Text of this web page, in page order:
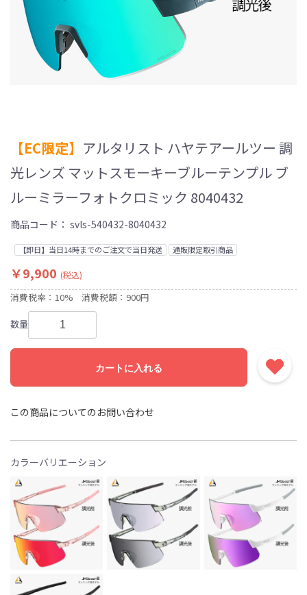
【EC限定】 アルタリスト ハヤテアールツー 調
光レンズ マットスモーキーブルーテンプル ブ
ルーミラーフォトクロミック 8040432
商品コード： svls-540432-8040432
【即日】当日14時までのご注文で当日発送 通販限定取引商品
￥9,900 (税込)
消費税率：10% 消費税額：900円
数量
カートに入れる
この商品についてのお問い合わせ
カラーバリエーション